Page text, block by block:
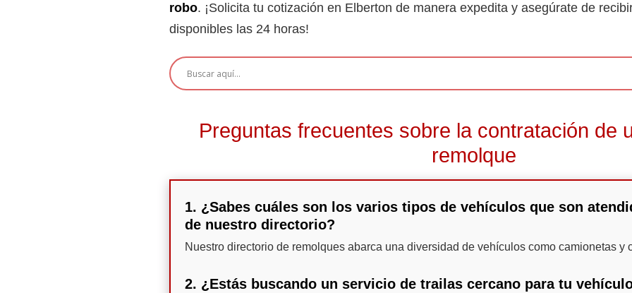
robo. ¡Solicita tu cotización en Elberton de manera expedita y asegúrate de
disponibles las 24 horas!
Preguntas frecuentes sobre la contratación de
remolque
1. ¿Sabes cuáles son los varios tipos de vehículos que son
de nuestro directorio?
Nuestro directorio de remolques abarca una diversidad de vehículos como camionetas y
2. ¿Estás buscando un servicio de trailas cercano para tu